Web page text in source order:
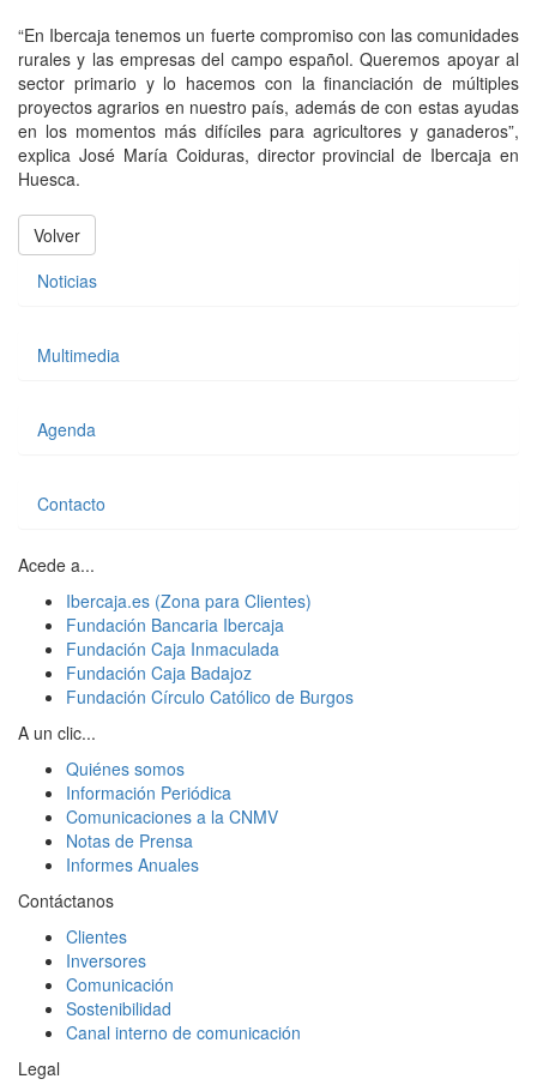
“En Ibercaja tenemos un fuerte compromiso con las comunidades
rurales y las empresas del campo español. Queremos apoyar al
sector primario y lo hacemos con la financiación de múltiples
proyectos agrarios en nuestro país, además de con estas ayudas
en los momentos más difíciles para agricultores y ganaderos”,
explica José María Coiduras, director provincial de Ibercaja en
Huesca.
Volver
Noticias
Multimedia
Agenda
Contacto
Acede a...
Ibercaja.es (Zona para Clientes)
Fundación Bancaria Ibercaja
Fundación Caja Inmaculada
Fundación Caja Badajoz
Fundación Círculo Católico de Burgos
A un clic...
Quiénes somos
Información Periódica
Comunicaciones a la CNMV
Notas de Prensa
Informes Anuales
Contáctanos
Clientes
Inversores
Comunicación
Sostenibilidad
Canal interno de comunicación
Legal